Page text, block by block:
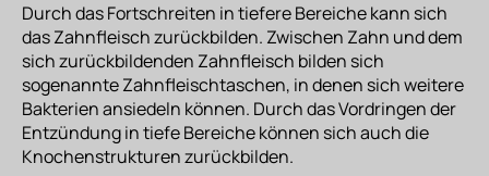
Durch das Fortschreiten in tiefere Bereiche kann sich
das Zahnfleisch zurückbilden. Zwischen Zahn und dem
sich zurückbildenden Zahnfleisch bilden sich
sogenannte Zahnfleischtaschen, in denen sich weitere
Bakterien ansiedeln können. Durch das Vordringen der
Entzündung in tiefe Bereiche können sich auch die
Knochenstrukturen zurückbilden.